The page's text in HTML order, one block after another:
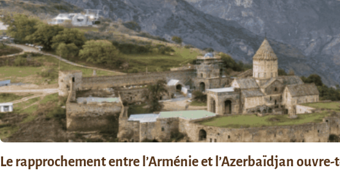
Le rapprochement entre l’Arménie et l’Azerbaïdjan